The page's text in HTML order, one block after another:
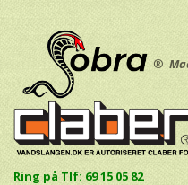
®
Ring på Tlf: 69 15 05 82